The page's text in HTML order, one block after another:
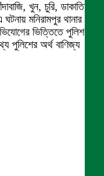
খুন, চুরি, ডাকাতি,
মনিরামপুর থানার
ভিত্তিতে পুলিশ
পুলিশের অর্থ বাণিজ্য